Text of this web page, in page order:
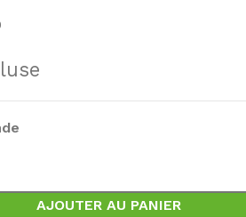
AJOUTER AU PANIER